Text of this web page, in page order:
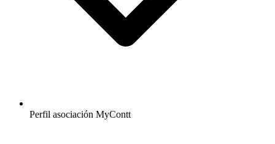
Perfil asociación MyContt